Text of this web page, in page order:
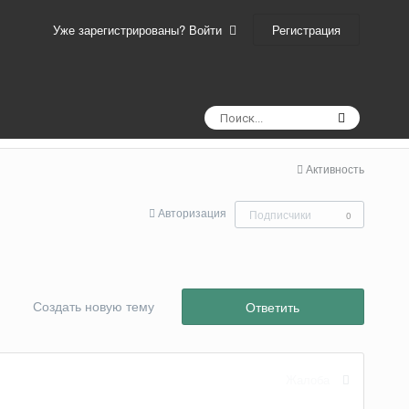
Уже зарегистрированы? Войти Регистрация
Активность
Авторизация Подписчики 0
Ответить
Создать новую тему